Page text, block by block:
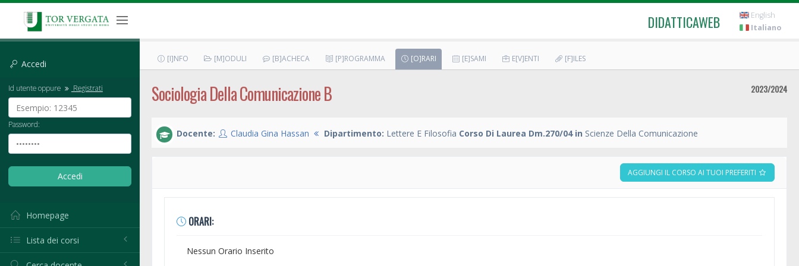
DIDATTICAWEB
English
Italiano
Accedi
Id utente oppure Registrati
Password:
Homepage
Lista dei corsi
[I]NFO [M]ODULI [B]ACHECA [P]ROGRAMMA [O]RARI [E]SAMI E[V]ENTI [F]ILES
Sociologia Della Comunicazione B 2023/2024
Docente: Claudia Gina Hassan Dipartimento: Lettere E Filosofia Corso Di Laurea Dm.270/04 in Scienze Della Comunicazione
AGGIUNGI IL CORSO AI TUOI PREFERITI
ORARI:
Nessun Orario Inserito